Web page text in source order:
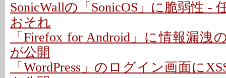
SonicWallの「SonicOS」に脆弱性 -
おそれ
「Firefox for Android」に情報漏洩
が公開
「WordPress」のログイン画面に